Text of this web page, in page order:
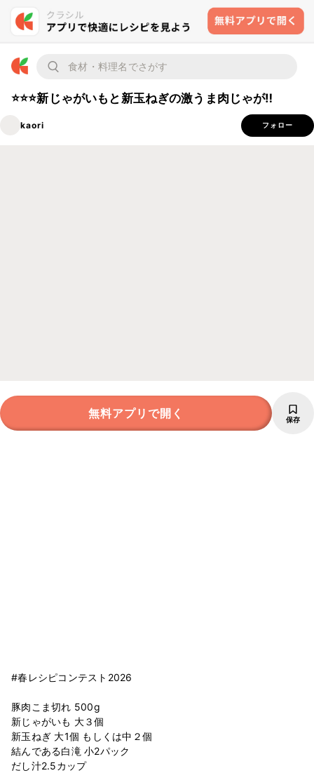
⭐️⭐️⭐️新じゃがいもと新玉ねぎの激うま肉じゃが‼️
kaori フォロー
無料アプリで開く 保存
#春レシピコンテスト2026
豚肉こま切れ 500g
新じゃがいも 大３個
新玉ねぎ 大1個 もしくは中２個
結んである白滝 小2パック
だし汁2.5カップ